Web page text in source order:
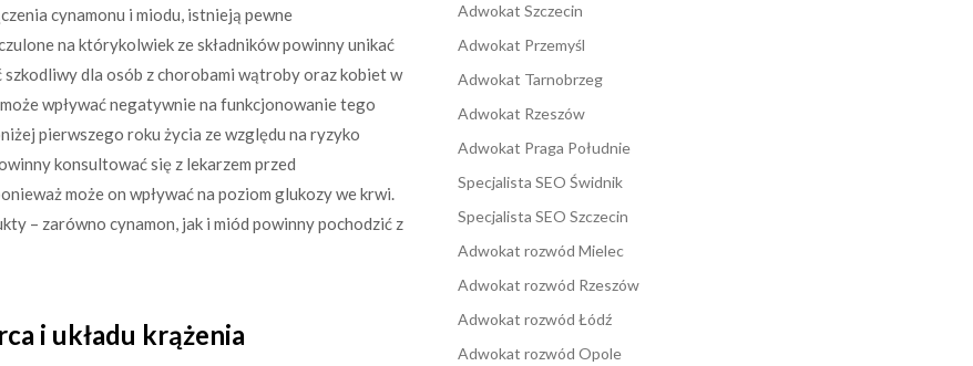
cynamonu i miodu, istnieją pewne
na którykolwiek ze składników powinny unikać
szkodliwy dla osób z chorobami wątroby oraz kobiet w
wpływać negatywnie na funkcjonowanie tego
pierwszego roku życia ze względu na ryzyko
konsultować się z lekarzem przed
może on wpływać na poziom glukozy we krwi.
– zarówno cynamon, jak i miód powinny pochodzić z
i układu krążenia
Adwokat Szczecin
Adwokat Przemyśl
Adwokat Tarnobrzeg
Adwokat Rzeszów
Adwokat Praga Południe
Specjalista SEO Świdnik
Specjalista SEO Szczecin
Adwokat rozwód Mielec
Adwokat rozwód Rzeszów
Adwokat rozwód Łódź
Adwokat rozwód Opole